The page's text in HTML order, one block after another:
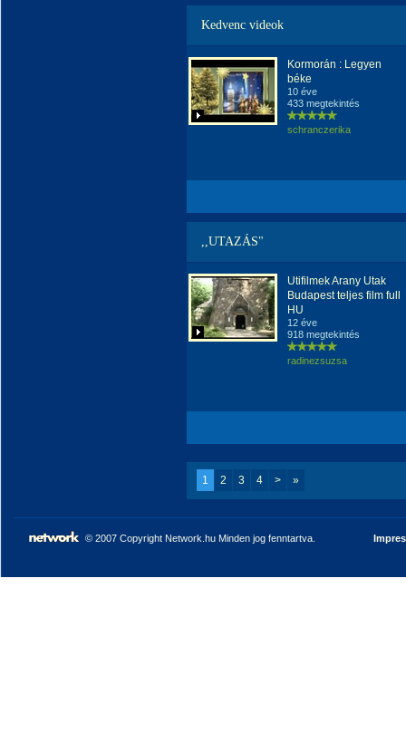
Kedvenc videok
Kormorán : Legyen
béke
10 éve
433 megtekintés
schranczerika
,,UTAZÁS"
Utifilmek Arany Utak
Budapest teljes film full
HU
12 éve
918 megtekintés
radinezsuzsa
1 2 3 4 > »
© 2007 Copyright Network.hu Minden jog fenntartva.